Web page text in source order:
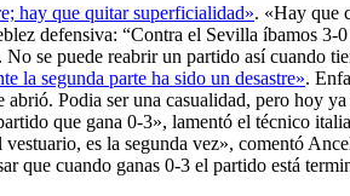
hay que quitar superficialidad». «Hay que
defensiva: “Contra el Sevilla íbamos
No se puede reabrir un partido así cuando
la segunda parte ha sido un desastre».
Podia ser una casualidad, pero hoy
que gana 0-3», lamentó el técnico
es la segunda vez», comentó
que cuando ganas 0-3 el partido está